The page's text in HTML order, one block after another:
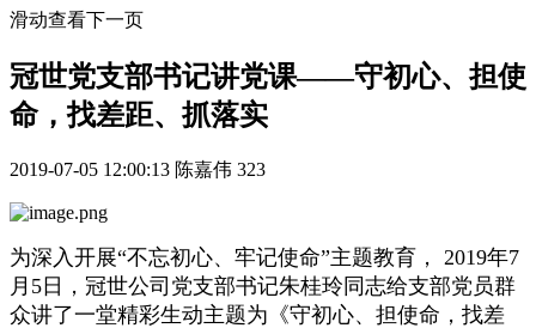
滑动查看下一页
冠世党支部书记讲党课——守初心、担使
命，找差距、抓落实
2019-07-05 12:00:13 陈嘉伟 323
为深入开展“不忘初心、牢记使命”主题教育， 2019年7
月5日，冠世公司党支部书记朱桂玲同志给支部党员群
众讲了一堂精彩生动主题为《守初心、担使命，找差